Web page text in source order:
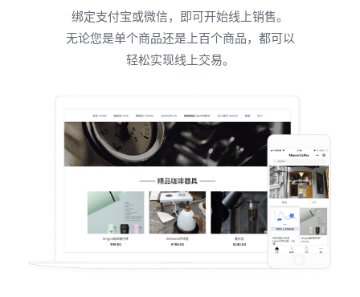
绑定支付宝或微信，即可开始线上销售。
无论您是单个商品还是上百个商品，都可以
轻松实现线上交易。